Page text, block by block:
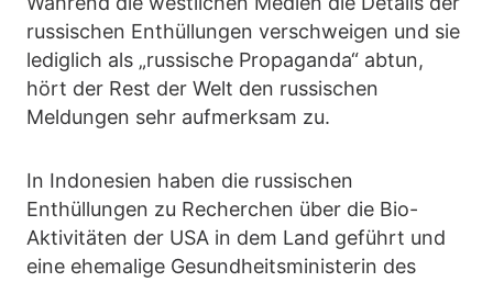
russischen Enthüllungen verschweigen und sie
lediglich als „russische Propaganda“ abtun,
hört der Rest der Welt den russischen
Meldungen sehr aufmerksam zu.
In Indonesien haben die russischen
Enthüllungen zu Recherchen über die Bio-
Aktivitäten der USA in dem Land geführt und
eine ehemalige Gesundheitsministerin des